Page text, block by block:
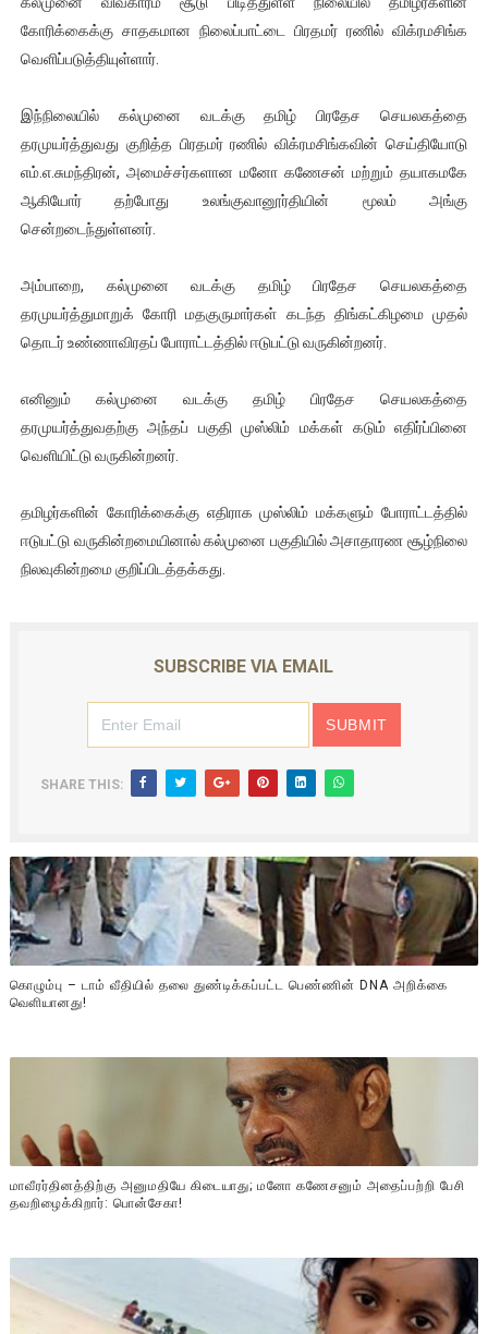
ஐ.நா முன்றலில் சீரற்ற காலநிலையிலும் தமிழின அழிப்பிற்கு
ஜனாதிபதி ஐக்கிய நாடுகளின் பொதுச் சபை கூட்டத்தில் இன்று
32 CM விநோத கன்றுக்குட்டி! (வீடியோ)
வலிமை தான் அஜித் திரைப்பயணத்திலே அதிக காலெக்ஷன் செய்த
கோரிக்கைக்கு சாதகமான நிலைப்பாட்டை பிரதமர் ரணில் விக்ரமசிங்க
வெளிப்படுத்தியுள்ளார்.
இந்நிலையில் கல்முனை வடக்கு தமிழ் பிரதேச செயலகத்தை
தரமுயர்த்துவது குறித்த பிரதமர் ரணில் விக்ரமசிங்கவின் செய்தியோடு
எம்.எ.சுமந்திரன், அமைச்சர்களான மனோ கணேசன் மற்றும் தயாகமகே
ஆகியோர் தற்போது உலங்குவானூர்தியின் மூலம் அங்கு
சென்றடைந்துள்ளனர்.
அம்பாறை, கல்முனை வடக்கு தமிழ் பிரதேச செயலகத்தை
தரமுயர்த்துமாறுக் கோரி மதகுருமார்கள் கடந்த திங்கட்கிழமை முதல்
தொடர் உண்ணாவிரதப் போராட்டத்தில் ஈடுபட்டு வருகின்றனர்.
எனினும் கல்முனை வடக்கு தமிழ் பிரதேச செயலகத்தை
தரமுயர்த்துவதற்கு அந்தப் பகுதி முஸ்லிம் மக்கள் கடும் எதிர்ப்பினை
வெளியிட்டு வருகின்றனர்.
தமிழர்களின் கோரிக்கைக்கு எதிராக முஸ்லிம் மக்களும் போராட்டத்தில்
ஈடுபட்டு வருகின்றமையினால் கல்முனை பகுதியில் அசாதாரண சூழ்நிலை
நிலவுகின்றமை குறிப்பிடத்தக்கது.
SUBSCRIBE VIA EMAIL
SHARE THIS:
கொழும்பு – டாம் வீதியில் தலை துண்டிக்கப்பட்ட பெண்ணின் DNA அறிக்கை
வௌியானது!
மாவீரர்தினத்திற்கு அனுமதியே கிடையாது; மனோ கணேசனும் அதைப்பற்றி பேசி
தவறிழைக்கிறார்: பொன்சேகா!